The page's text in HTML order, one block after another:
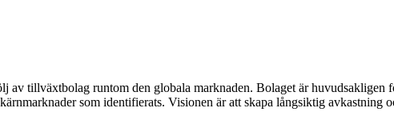
tillväxtbolag runtom den globala marknaden. Bolaget är huvudsakligen
som identifierats. Visionen är att skapa långsiktig avkastning